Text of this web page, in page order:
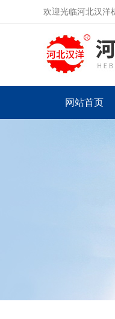
欢迎光临河北汉洋
网站首页